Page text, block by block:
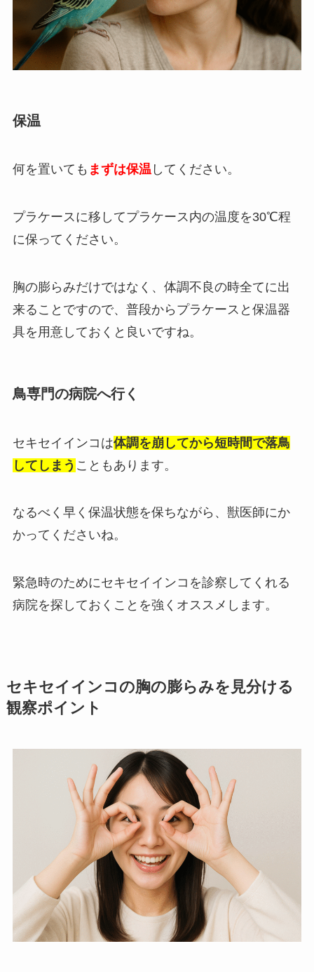
保温
何を置いても まずは保温してください。
プラケースに移してプラケース内の温度を30℃程
に保ってください。
胸の膨らみだけではなく、体調不良の時全てに出
来ることですので、普段からプラケースと保温器
具を用意しておくと良いですね。
鳥専門の病院へ行く
セキセイインコは体調を崩してから短時間で落鳥
してしまう こともあります。
なるべく早く保温状態を保ちながら、獣医師にか
かってくださいね。
緊急時のためにセキセイインコを診察してくれる
病院を探しておくことを強くオススメします。
セキセイインコの胸の膨らみを見分ける
観察ポイント